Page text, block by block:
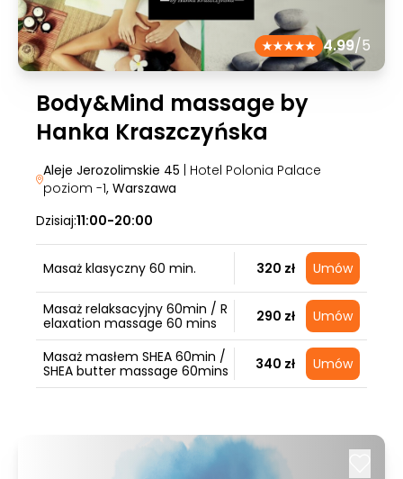
4.99/5
Body&Mind massage by
Hanka Kraszczyńska
Aleje Jerozolimskie 45 | Hotel Polonia Palace
poziom -1, Warszawa
Dzisiaj:11:00-20:00
Masaż klasyczny 60 min. 320 zł Umów
Masaż relaksacyjny 60min / R
elaxation massage 60 mins
290 zł Umów
Masaż masłem SHEA 60min /
SHEA butter massage 60mins
340 zł Umów